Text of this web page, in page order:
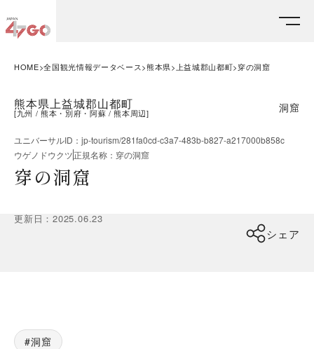
HOME 全国観光情報データベース 熊本県 上益城郡山都町 穿の洞窟
熊本県上益城郡山都町
[九州 熊本・別府・阿蘇 熊本周辺] 洞窟
ユニバーサルID ： jp-tourism/281fa0cd-c3a7-483b-b827-a217000b858c
ウゲノドウクツ正規名称 ： 穿の洞窟
穿の洞窟
更新日 ：2025.06.23
シェア
洞窟